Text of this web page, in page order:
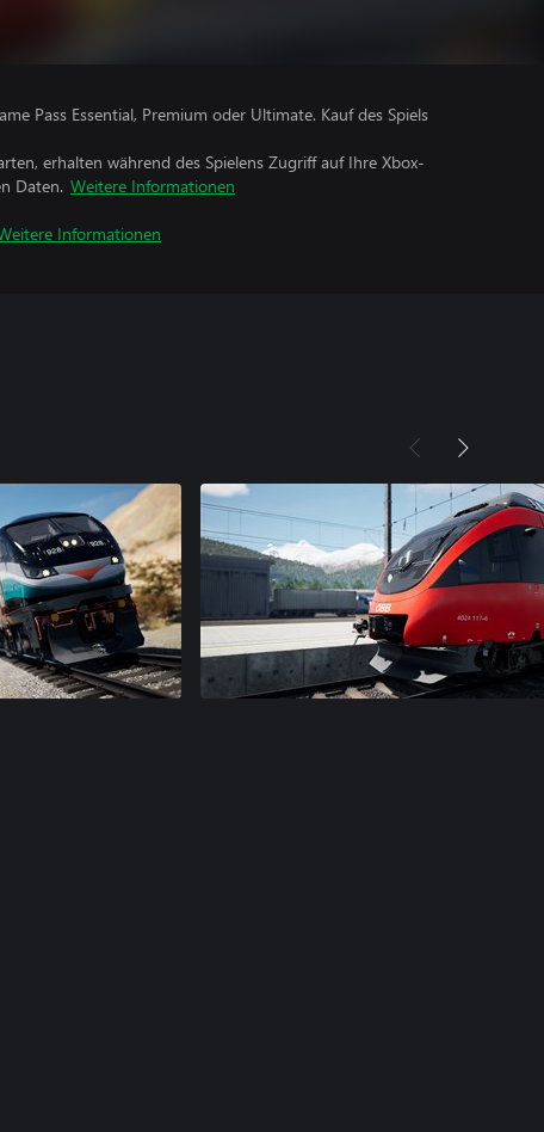
Pass Essential, Premium oder Ultimate. Kauf des Spiels
erhalten während des Spielens Zugriff auf Ihre Xbox-
Daten. Weitere Informationen
Informationen